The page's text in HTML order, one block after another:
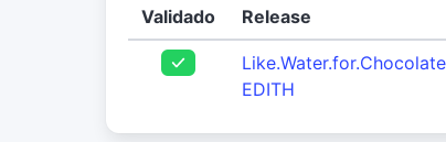
Validado Release
EDITH